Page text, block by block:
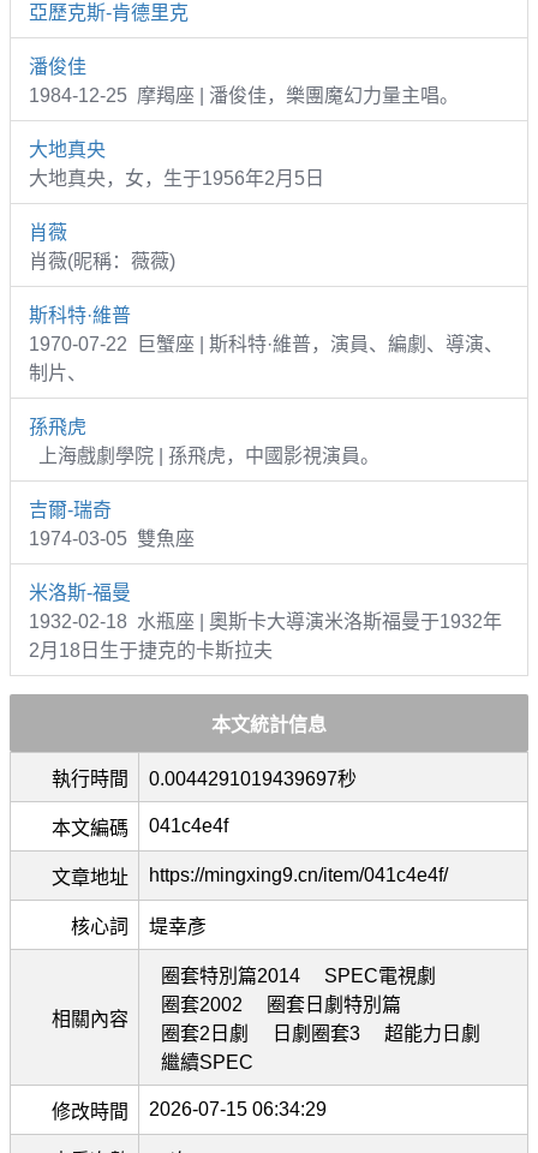
亞歷克斯-肯德里克
潘俊佳
1984-12-25 摩羯座 | 潘俊佳，樂團魔幻力量主唱。
大地真央
大地真央，女，生于1956年2月5日
肖薇
肖薇(昵稱：薇薇)
斯科特·維普
1970-07-22 巨蟹座 | 斯科特·維普，演員、編劇、導演、
制片、
孫飛虎
上海戲劇學院 | 孫飛虎，中國影視演員。
吉爾-瑞奇
1974-03-05 雙魚座
米洛斯-福曼
1932-02-18 水瓶座 | 奧斯卡大導演米洛斯福曼于1932年
2月18日生于捷克的卡斯拉夫
本文統計信息
執行時間 0.0044291019439697秒
本文編碼 041c4e4f
文章地址 https://mingxing9.cn/item/041c4e4f/
核心詞 堤幸彥
相關內容
圈套特別篇2014
SPEC電視劇
圈套2002
圈套日劇特別篇
圈套2日劇
日劇圈套3
超能力日劇
繼續SPEC
修改時間 2026-07-15 06:34:29